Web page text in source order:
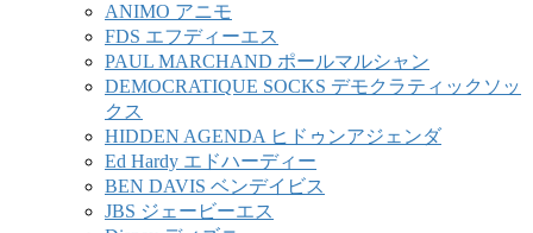
ANIMO アニモ
FDS エフディーエス
PAUL MARCHAND ポールマルシャン
DEMOCRATIQUE SOCKS デモクラティックソッ
クス
HIDDEN AGENDA ヒドゥンアジェンダ
Ed Hardy エドハーディー
BEN DAVIS ベンデイビス
JBS ジェービーエス